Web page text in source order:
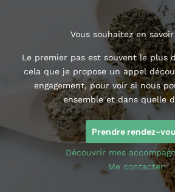
Vous souhaitez en
Le premier pas est souvent le plus
cela que je propose un appel
engagement, pour voir si nous
ensemble et dans quelle
Prendre rendez-
Découvrir mes
Me contacter